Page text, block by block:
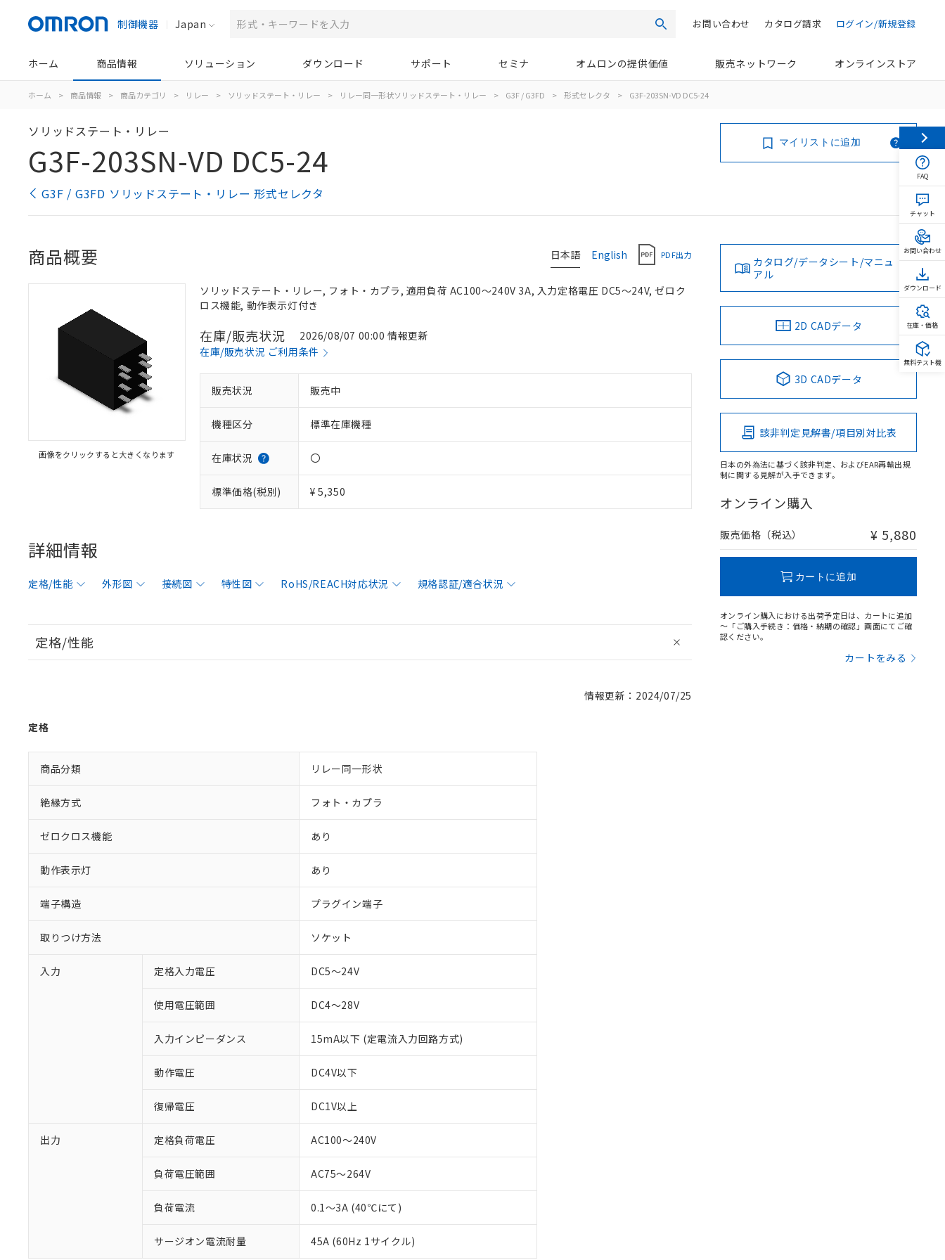
制御機器 Japan 検索 ログイン/新規登録
カタログ請求
お問い合わせ
ホーム 商品情報 ソリューション ダウンロード サポート セミナ オムロンの提供価値 販売ネットワーク オンラインストア
ホーム > 商品情報 > 商品カテゴリ > リレー > ソリッドステート・リレー > リレー同一形状ソリッドステート・リレー > G3F / G3FD > 形式セレクタ > G3F-203SN-VD DC5-24
ソリッドステート・リレー
G3F-203SN-VD DC5-24
G3F / G3FD ソリッドステート・リレー 形式セレクタ
マイリストに追加
日本語 English PDF出力
商品概要
画像をクリックすると大きくなります
ソリッドステート・リレー, フォト・カプラ, 適用負荷 AC100～240V 3A, 入力定格電圧 DC5～24V, ゼロク
ロス機能, 動作表示灯付き
在庫/販売状況
2026/08/07 00:00 情報更新
在庫/販売状況 ご利用条件
販売状況 販売中
機種区分 標準在庫機種
在庫状況 〇
標準価格(税別) ¥ 5,350
詳細情報
定格/性能 外形図 接続図 特性図 RoHS/REACH対応状況 規格認証/適合状況
定格/性能
情報更新：2024/07/25
定格
商品分類 リレー同一形状
絶縁方式 フォト・カプラ
ゼロクロス機能 あり
動作表示灯 あり
端子構造 プラグイン端子
取りつけ方法 ソケット
入力 定格入力電圧 DC5～24V
使用電圧範囲 DC4～28V
入力インピーダンス 15mA以下 (定電流入力回路方式)
動作電圧 DC4V以下
復帰電圧 DC1V以上
出力 定格負荷電圧 AC100～240V
負荷電圧範囲 AC75～264V
負荷電流 0.1～3A (40℃にて)
サージオン電流耐量 45A (60Hz 1サイクル)
カタログ/データシート/マニュ
アル
2D CADデータ
3D CADデータ
該非判定見解書/項目別対比表
日本の外為法に基づく該非判定、およびEAR再輸出規
制に関する見解が入手できます。
オンライン購入
販売価格（税込） ¥ 5,880
カートに追加
オンライン購入における出荷予定日は、カートに追加
～「ご購入手続き：価格・納期の確認」画面にてご確
認ください。
カートをみる
ご利用条件
本サービスは、当社制御機器事業取扱商品の当社在庫状況および標準価格(税抜)を提供させていただ
くものです。
当社制御機器事業取扱商品の中には、本サービスの対象外となる商品もあることをご了承ください。
在庫状況および標準価格照会結果は、記載している更新日時点での社内データに基づき作成されるも
対応予定：EU RoHS指令（10物質）の非含有に対応した製品に切り替える予定のある商品です。
対応予定なし：EU RoHS指令（10物質）の非含有に非対応の商品で、対応品を出す予定はありません。
調査・確認中：EU RoHS指令（10物質）の非含有の対応状況を調査中または確認中の商品です。
非該当品：ライセンス料など無形物で、有害物質有無と関係のない商品です。
仕入先様の事情により、非含有部品としていたものが、含有品と判明した場合などやむを得ず変更すること
*EU RoHS指令（10物質）：
鉛(Pb) 1000ppm以下、 水銀(Hg) 1000ppm以下、 カドミウム(Cd) 100ppm以下、
フタル酸ビス(2-エチルヘキシル) (DEHP)(別名：DOP) 1000ppm以下、フタル酸ブチルベンジル（BBP） 1000ppm以下、フタル酸ジブチ
「○」：最大均質材料含有率が中国RoHSの基準値以下であることを示します。
「×」：最大均質材料含有率が中国RoHSの基準値を超えていることを示します。
「－」：未確認です。当社販売部門へお問い合わせください。
当社は、これら貴社製品のうち、外国為替および外国貿易法に定める商品（以下｢規制貨物等」とい
う）を輸出または国外への提供する場合は、日本国政府の輸出許可(または役務取引許可)を取得する
などの必要な手続きをとります。
記
号
FAQ
チャット
お問い合わせ
ダウンロード
在庫・価格
無料テスト機